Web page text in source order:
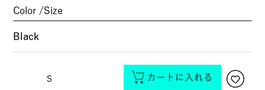
Color Size
Black
S カートに入れる